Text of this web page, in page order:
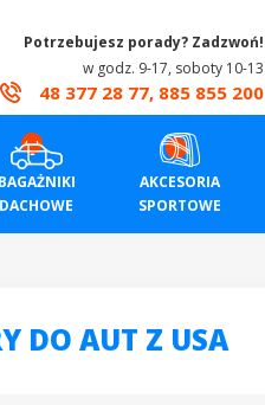
Potrzebujesz porady? Zadzwoń!
w godz. 9-17, soboty 10-13
48 377 28 77, 885 855 200
BAGAŻNIKI
DACHOWE
AKCESORIA
SPORTOWE
DO AUT Z USA